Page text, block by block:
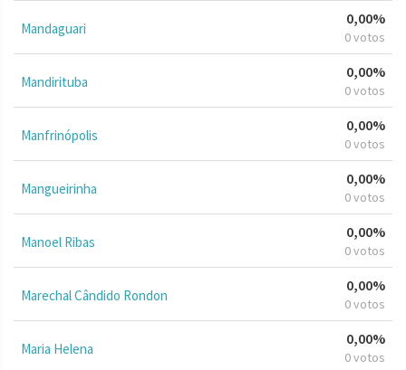
Mandaguari
0,00%
0 votos
Mandirituba
0,00%
0 votos
Manfrinópolis
0,00%
0 votos
Mangueirinha
0,00%
0 votos
Manoel Ribas
0,00%
0 votos
Marechal Cândido Rondon
0,00%
0 votos
Maria Helena
0,00%
0 votos